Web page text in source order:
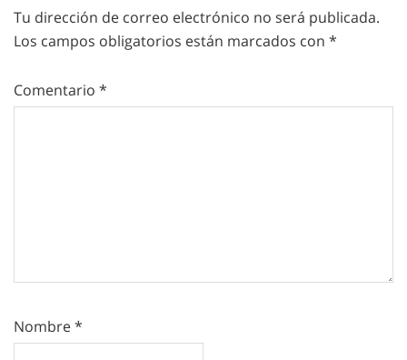
Tu dirección de correo electrónico no será publicada.
Los campos obligatorios están marcados con *
Comentario *
Nombre*